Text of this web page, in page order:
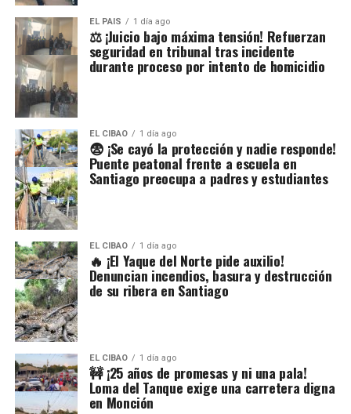
EL PAIS 1 día ago
⚖️ ¡Juicio bajo máxima tensión! Refuerzan
seguridad en tribunal tras incidente
durante proceso por intento de homicidio
EL CIBAO 1 día ago
😨 ¡Se cayó la protección y nadie responde!
Puente peatonal frente a escuela en
Santiago preocupa a padres y estudiantes
EL CIBAO 1 día ago
🔥 ¡El Yaque del Norte pide auxilio!
Denuncian incendios, basura y destrucción
de su ribera en Santiago
EL CIBAO 1 día ago
🚧 ¡25 años de promesas y ni una pala!
Loma del Tanque exige una carretera digna
en Monción